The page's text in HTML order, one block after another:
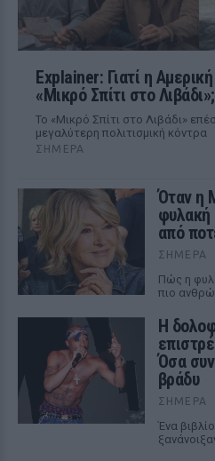
Explainer: Γιατί η
«Μικρό Σπίτι στο Λιβάδι»;
Το «Μικρό Σπίτι στο Λιβάδι»
μεγαλύτερη πολιτισμική κόντρα
ΣΉΜΕΡΑ
Όταν η
φυλακή
από
ΣΉΜΕΡΑ
Πώς η
πιο
Η
Όσα
βράδυ
ΣΉΜΕΡΑ
Ένα